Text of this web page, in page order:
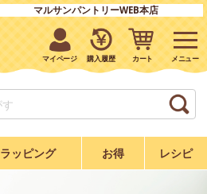
マルサンパントリーWEB本店
マイページ 購入履歴 カート
ラッピング お得 レシピ